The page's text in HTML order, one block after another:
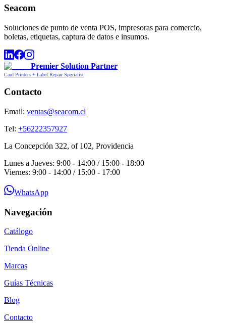
Seacom
Soluciones de punto de venta POS, impresoras para comercio,
boletas, etiquetas, captura de datos e insumos.
Premier Solution Partner
Card Printers + Label Repair Specialist
Contacto
Email: ventas@seacom.cl
Tel: +56222357927
La Concepción 322, of 102, Providencia
Lunes a Jueves: 9:00 - 14:00 / 15:00 - 18:00
Viernes: 9:00 - 14:00 / 15:00 - 17:00
WhatsApp
Navegación
Catálogo
Tienda Online
Marcas
Guías Técnicas
Blog
Contacto